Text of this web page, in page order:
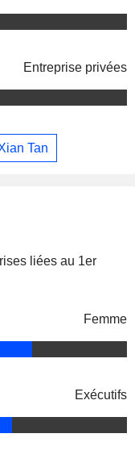
Entreprise privées
Tan
liées au 1er
Femme
Exécutifs